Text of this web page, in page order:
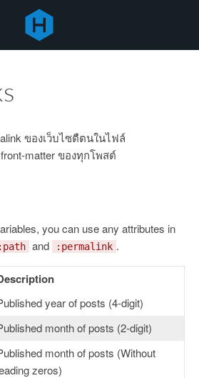
ของเว็บไซตืตนในไฟล์
matter ของทุกโพสต์
you can use any attributes in
:path and :permalink .
year of posts (4-digit)
month of posts (2-digit)
month of posts (Without
zeros)